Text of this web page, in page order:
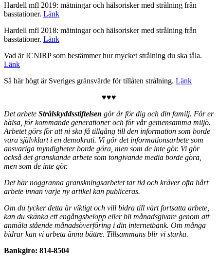
Hardell mfl 2019: mätningar och hälsorisker med strålning från
basstationer. Länk
Hardell mfl 2018: mätningar och hälsorisker med strålning från
basstationer. Länk
Vad är ICNIRP som bestämmer hur mycket strålning du ska tåla.
Länk
Så här högt är Sveriges gränsvärde för tillåten strålning. Länk
♥♥♥
Det arbete Strålskyddsstiftelsen gör är för dig och din familj. För er
hälsa, för kommande generationer och för vår gemensamma miljö.
Arbetet görs för att ni ska få tillgång till den information som borde
vara självklart i en demokrati. Vi gör det informationsarbete som
ansvariga myndigheter borde göra, men som de inte gör. Vi gör
också det granskande arbete som tongivande media borde göra,
men som de inte gör.
Det här noggranna granskningsarbetet tar tid och kräver ofta hårt
arbete innan varje ny artikel kan publiceras.
Om du tycker detta är viktigt och vill bidra till vårt fortsatta arbete,
kan du skänka ett engångsbelopp eller bli månadsgivare genom att
anmäla stående månadsöverföring i din internetbank. Om många
bidrar kan vi arbeta ännu bättre. Tillsammans blir vi starka.
Bankgiro: 814-8504